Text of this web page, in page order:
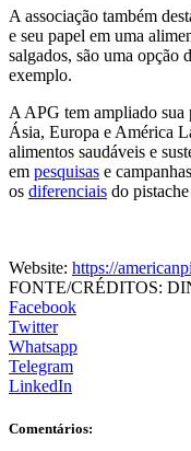
A associação também
e seu papel em uma
salgados, são uma opção
exemplo.
A APG tem ampliado sua
Ásia, Europa e América
alimentos saudáveis e
em pesquisas e
os diferenciais do
Website: https://
FONTE/CRÉDITOS:
Facebook
Twitter
Whatsapp
Telegram
LinkedIn
Comentários: